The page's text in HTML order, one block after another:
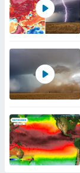
crear un
uso de
la
contenido
medir el
de la
del
de
o a través
de